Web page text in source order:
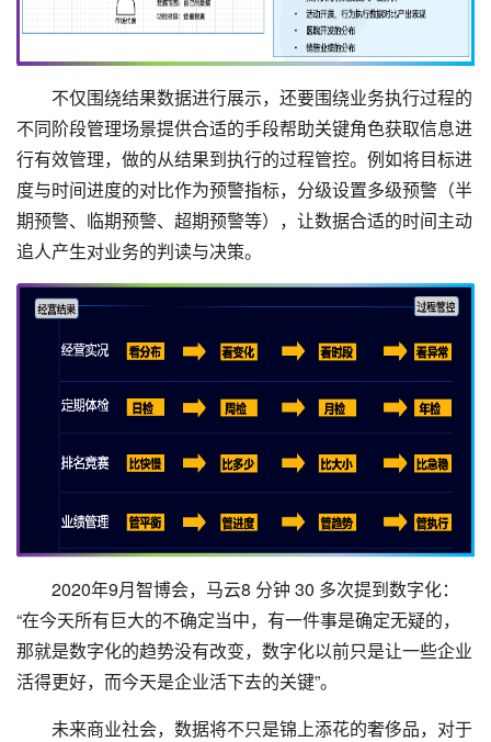
不仅围绕结果数据进行展示，还要围绕业务执行过程的
不同阶段管理场景提供合适的手段帮助关键角色获取信息进
行有效管理，做的从结果到执行的过程管控。例如将目标进
度与时间进度的对比作为预警指标，分级设置多级预警（半
期预警、临期预警、超期预警等），让数据合适的时间主动
追人产生对业务的判读与决策。
2020年9月智博会，马云8 分钟 30 多次提到数字化：
“在今天所有巨大的不确定当中，有一件事是确定无疑的，
那就是数字化的趋势没有改变，数字化以前只是让一些企业
活得更好，而今天是企业活下去的关键”。
未来商业社会，数据将不只是锦上添花的奢侈品，对于